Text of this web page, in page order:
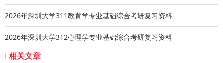
名称-专业”格式命名文件。
咨询联系
联系电话：0755-26601947 郑老师
研究院官网：https://imo.szu.edu.cn/
2026年深圳大学311教育学专业基础综合考研复习资料
2026年深圳大学312心理学专业基础综合考研复习资料
相关文章